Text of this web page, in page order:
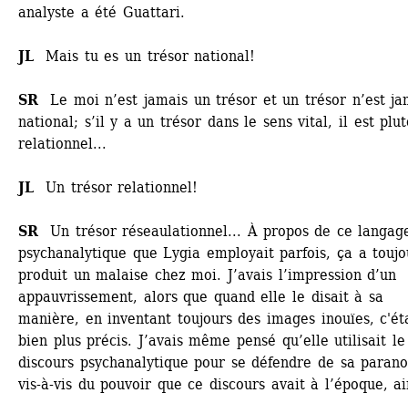
analyste a été Guattari.
JL Mais tu es un trésor national!
SR
Le moi n’est jamais un trésor et un trésor n’est
national; s’il y a un trésor dans le sens vital, il est
relationnel...
JL Un trésor relationnel!
SR Un trésor réseaulationnel... À propos de ce
psychanalytique que Lygia employait parfois, ça a
produit un malaise chez moi. J’avais l’impression d’un
appauvrissement, alors que quand elle le disait à sa
manière, en inventant toujours des images inouïes,
bien plus précis. J’avais même pensé qu’elle utilisait le
discours psychanalytique pour se défendre de sa
vis-à-vis du pouvoir que ce discours avait à l’époque,